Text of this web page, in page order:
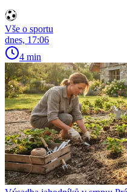
Vše o sportu
dnes, 17:06
4 min